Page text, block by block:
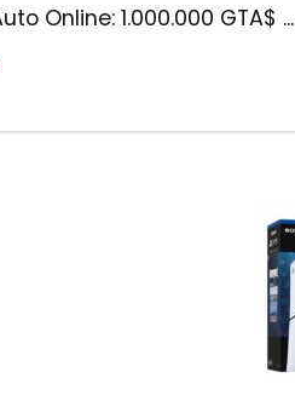
Online: 1.000.000 GTA$ ...